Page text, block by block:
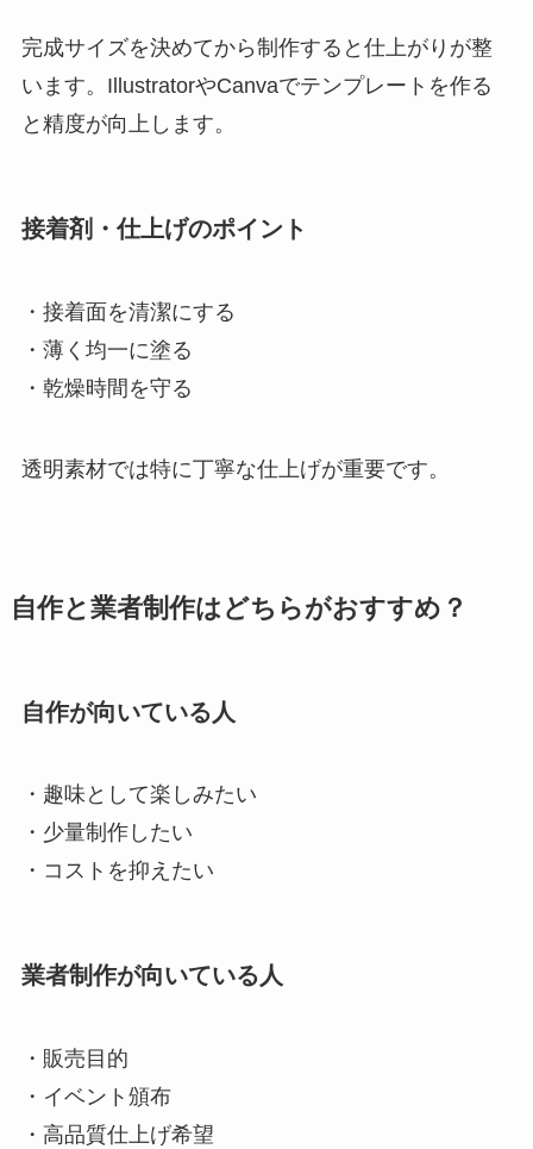
完成サイズを決めてから制作すると仕上がりが整
います。IllustratorやCanvaでテンプレートを作る
と精度が向上します。
接着剤・仕上げのポイント
・接着面を清潔にする
・薄く均一に塗る
・乾燥時間を守る
透明素材では特に丁寧な仕上げが重要です。
自作と業者制作はどちらがおすすめ？
自作が向いている人
・趣味として楽しみたい
・少量制作したい
・コストを抑えたい
業者制作が向いている人
・販売目的
・イベント頒布
・高品質仕上げ希望